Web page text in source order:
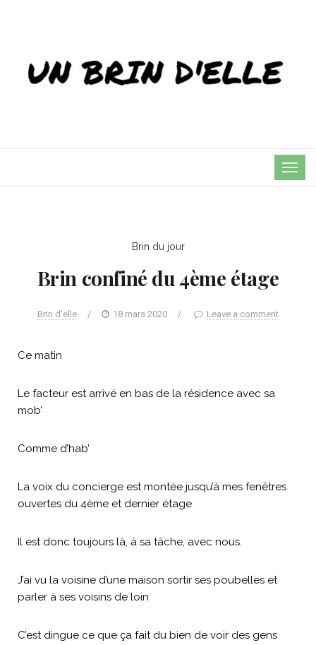
Brin du jour
Brin confiné du 4ème étage
Brin d'elle / 18 mars 2020 / Leave a comment
Ce matin
Le facteur est arrivé en bas de la résidence avec sa
mob’
Comme d’hab’
La voix du concierge est montée jusqu’à mes fenêtres
ouvertes du 4ème et dernier étage
Il est donc toujours là, à sa tâche, avec nous.
J’ai vu la voisine d’une maison sortir ses poubelles et
parler à ses voisins de loin
C’est dingue ce que ça fait du bien de voir des gens